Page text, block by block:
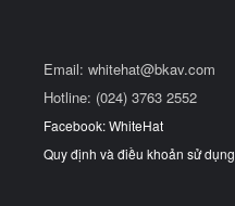
Email: whitehat@bkav.com
Hotline: (024) 3763 2552
Facebook: WhiteHat
Quy định và điều khoản sử dụng